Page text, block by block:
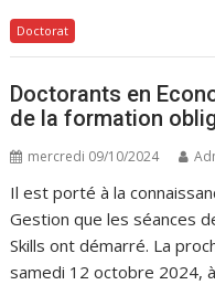
Doctorat
Doctorants en
de la formation
mercredi 09/10/2024
Il est porté à la
Gestion que les séances
Skills ont démarré. La
samedi 12 octobre 2024,